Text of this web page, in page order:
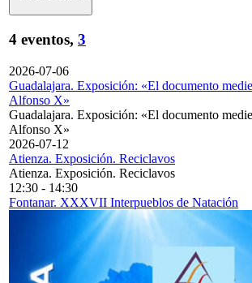
4 eventos, 3
2026-07-06
Guadalajara. Exposición: «El documento
Alfonso X»
Guadalajara. Exposición: «El documento
Alfonso X»
2026-07-12
Atienza. Exposición. Reciclavos
Atienza. Exposición. Reciclavos
12:30 - 14:30
Fontanar. XXXVII Interpueblos de Natación